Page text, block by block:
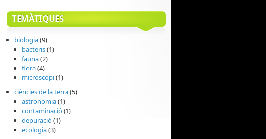
TEMÀTIQUES
biologia(9)
bacteris(1)
fauna(2)
flora(4)
microscopi(1)
ciències de la terra(5)
astronomia(1)
contaminació(1)
depuració(1)
ecologia(3)